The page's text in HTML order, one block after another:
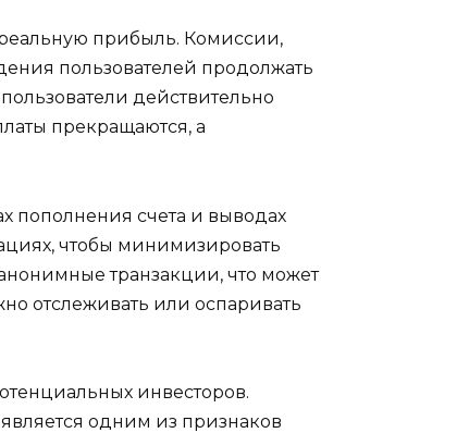
прибыль. Комиссии,
пользователей продолжать
действительно
прекращаются, а
пополнения счета и выводах
чтобы минимизировать
транзакции, что может
отслеживать или оспаривать
инвесторов.
одним из признаков